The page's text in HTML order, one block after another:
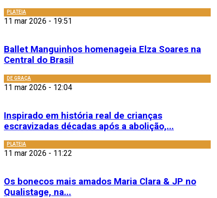
PLATEIA
11 mar 2026 - 19:51
Ballet Manguinhos homenageia Elza Soares na
Central do Brasil
DE GRAÇA
11 mar 2026 - 12:04
Inspirado em história real de crianças
escravizadas décadas após a abolição,...
PLATEIA
11 mar 2026 - 11:22
Os bonecos mais amados Maria Clara & JP no
Qualistage, na...